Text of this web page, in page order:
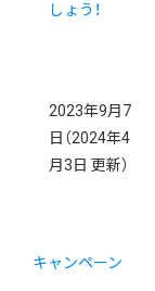
しょう！
2023年9月7
日 （2024年4
月3日 更新）
キャンペーン